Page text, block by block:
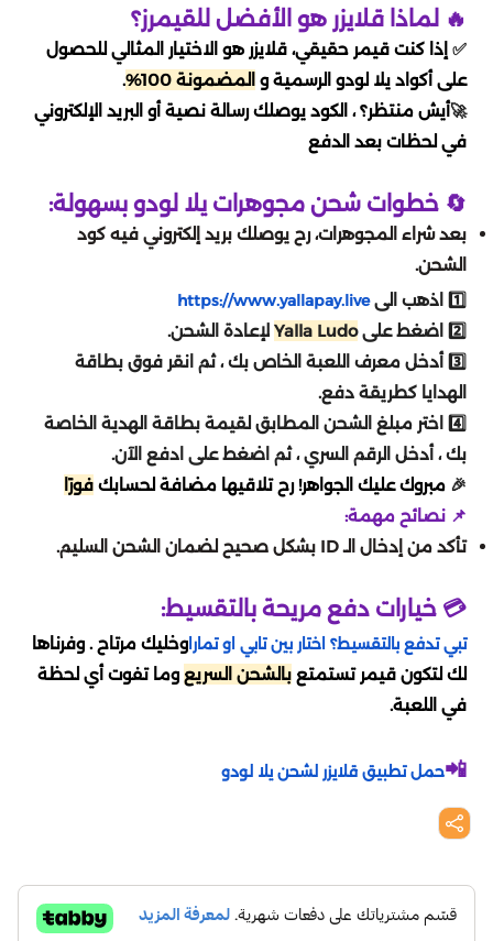
تقسيط يلا لودو
تقسيط قنشن
تقسيط هونكاي
تقسيط وايت اوت سرفايفل
تقسيط where winds meet
تقسيط جواكر
تقسيط ويذرنق ويفز
تقسيط ونس هيومن
تقسيط مارفل رايفلز
تقسيط كريستال أوف أتلان
تقسيط موبايل ليجيند
تقسيط دلتا فورس
تقسيط كود موبايل
تقسيط أيقي بارتي
اوفرواتش 2 Overwatch
بليزارد Blizzard
EA play
كملنا
فري فاير
where winds meet
لوف اند ديب سبيس
ايدنتي في
اونر اوف كينقز
أيقي بارتي
لايف أفتر
بنيشيق
ستمبل قايز
واتشر أوف ريلمز
اسواق التميمي
العثيم
مايسترو
امازون اماراتي
نايس ون
شكرا
ماكس max
سنتر بوينت
عبد الصمد القرشي
سكيتشرز
مكياجي
سبلاش
لايف ستايل
محمصة الرياض
هوم بوكس
اكسترا
الحداد
السيف غاليري
قصر الأواني
دبس dibs
سعد الدين
انوش
اني و داني
هاف مليون
بوستاني
خدمات
المسافر
فوكس
بيترومين
Airbnb
cleartrip
ساسكو
بدي ماسترز
المطار
🔥 لماذا قلايزر هو الأفضل للقيمرز؟
✅ إذا كنت قيمر حقيقي، قلايزر هو الاختيار المثالي للحصول
على أكواد يلا لودو الرسمية و المضمونة 100%
.
🚀أيش منتظر؟ ، الكود يوصلك رسالة نصية أو البريد الإلكتروني
في لحظات بعد الدفع
🔄 خطوات شحن مجوهرات يلا لودو بسهولة:
بعد شراء المجوهرات، رح يوصلك بريد إلكتروني فيه كود
الشحن.
1️⃣ اذهب الى
https://www.yallapay.live
2️⃣ اضغط على Yalla Ludo لإعادة الشحن.
3️⃣ أدخل معرف اللعبة الخاص بك ، ثم انقر فوق بطاقة
الهدايا كطريقة دفع.
4️⃣ اختر مبلغ الشحن المطابق لقيمة بطاقة الهدية الخاصة
بك ، أدخل الرقم السري ، ثم اضغط على ادفع الآن.
🎉 مبروك عليك الجواهر! رح تلاقيها مضافة لحسابك فورًا
📌 نصائح مهمة:
تأكد من إدخال الـ ID بشكل صحيح لضمان الشحن السليم.
💳 خيارات دفع مريحة بالتقسيط:
تبي تدفع بالتقسيط؟ اختار بين تابي او تمارا وخليك مرتاح . وفرناها
لك لتكون قيمر تستمتع بالشحن السريع وما تفوت أي لحظة
في اللعبة.
📲حمل تطبيق قلايزر لشحن يلا لودو